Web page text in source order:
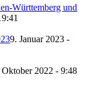
Württemberg und
9. Januar 2023 -
Oktober 2022 - 9:48